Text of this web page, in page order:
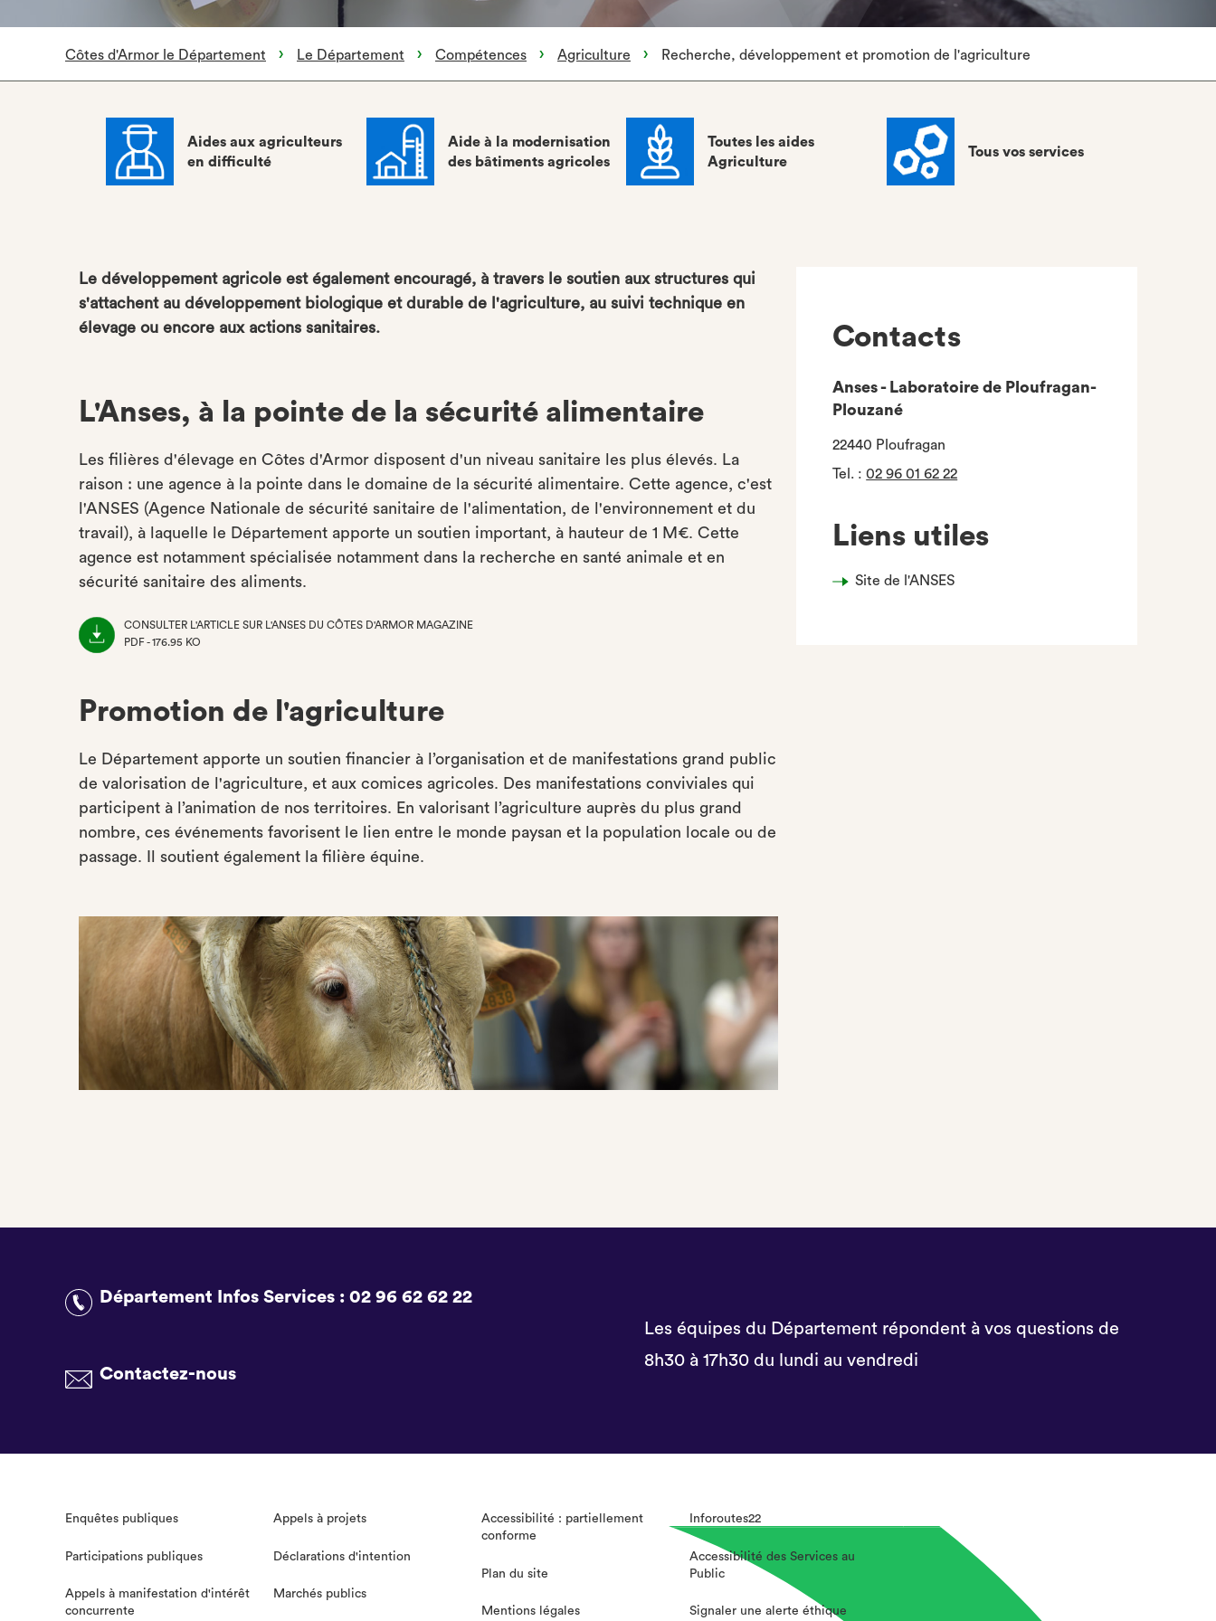
Côtes d'Armor le Département Le Département Compétences Agriculture Recherche, développement et promotion de l'agriculture
Aides aux agriculteurs
en difficulté
Aide à la modernisation
des bâtiments agricoles
Toutes les aides
Agriculture
Tous vos services
Le développement agricole est également encouragé, à travers le soutien aux structures qui
s'attachent au développement biologique et durable de l'agriculture, au suivi technique en
élevage ou encore aux actions sanitaires.
L'Anses, à la pointe de la sécurité alimentaire
Les filières d'élevage en Côtes d'Armor disposent d'un niveau sanitaire les plus élevés. La
raison : une agence à la pointe dans le domaine de la sécurité alimentaire. Cette agence, c'est
l'ANSES (Agence Nationale de sécurité sanitaire de l'alimentation, de l'environnement et du
travail), à laquelle le Département apporte un soutien important, à hauteur de 1 M€. Cette
agence est notamment spécialisée notamment dans la recherche en santé animale et en
sécurité sanitaire des aliments.
CONSULTER L'ARTICLE SUR L'ANSES DU CÔTES D'ARMOR MAGAZINE
PDF - 176.95 KO
Promotion de l'agriculture
Le Département apporte un soutien financier à l’organisation et de manifestations grand public
de valorisation de l'agriculture, et aux comices agricoles. Des manifestations conviviales qui
participent à l’animation de nos territoires. En valorisant l’agriculture auprès du plus grand
nombre, ces événements favorisent le lien entre le monde paysan et la population locale ou de
passage. Il soutient également la filière équine.
Contacts
Anses - Laboratoire de Ploufragan-
Plouzané
22440 Ploufragan
Tel. :02 96 01 62 22
Liens utiles
Site de l'ANSES
Département Infos Services : 02 96 62 62 22
Contactez-nous
Les équipes du Département répondent à vos questions de
8h30 à 17h30 du lundi au vendredi
Enquêtes publiques
Participations publiques
Appels à manifestation d'intérêt
concurrente
Appels à projets
Déclarations d'intention
Marchés publics
Accessibilité : partiellement
conforme
Plan du site
Mentions légales
Inforoutes22
Accessibilité des Services au
Public
Signaler une alerte éthique